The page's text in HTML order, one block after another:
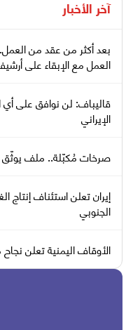
آخر الأخبار
بعد أكثر من عقد من
العمل مع الإبقاء على
قاليباف: لن نوافق على
الإيراني
صرخات مُكبّلة.. ملف يوثّق
إيران تعلن استئناف
الجنوبي
الأوقاف اليمنية تعلن نجاح